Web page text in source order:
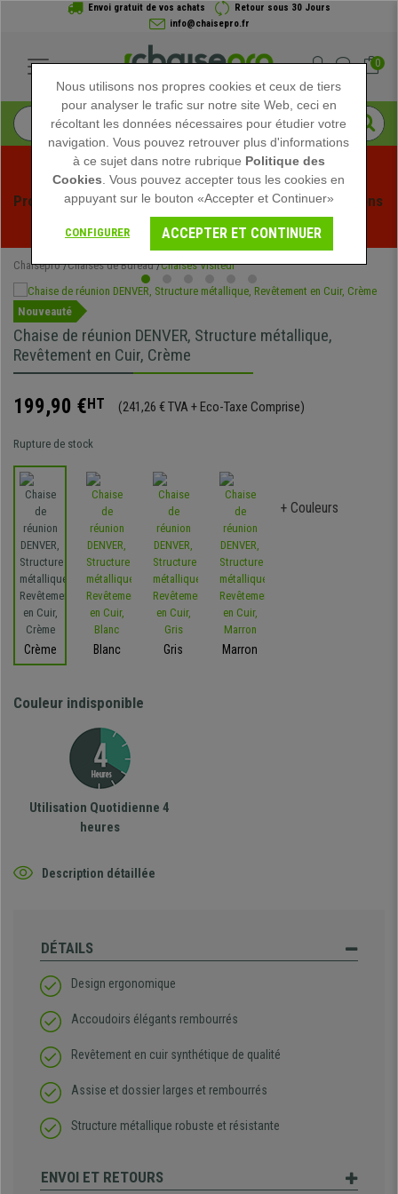
Envoi gratuit de vos achats
Retour sous 30 Jours
info@chaisepro.fr
0
Profitez des soldes d'été chez Chaisepro ! Des réductions
exclusives pour une durée limitée - Voir l'offre
Chaisepro Chaises de Bureau Chaises Visiteur
Nouveauté
Chaise de réunion DENVER, Structure métallique,
Revêtement en Cuir, Crème
199,90 €HT (241,26 € TVA + Eco-Taxe Comprise)
Rupture de stock
Crème Blanc Gris Marron
+ Couleurs
Couleur indisponible
Utilisation Quotidienne 4
heures
Description détaillée
DÉTAILS
Design ergonomique
Accoudoirs élégants rembourrés
Revêtement en cuir synthétique de qualité
Assise et dossier larges et rembourrés
Structure métallique robuste et résistante
ENVOI ET RETOURS
Nous utilisons nos propres cookies et ceux de tiers
pour analyser le trafic sur notre site Web, ceci en
récoltant les données nécessaires pour étudier votre
navigation. Vous pouvez retrouver plus d'informations
à ce sujet dans notre rubrique Politique des
Cookies . Vous pouvez accepter tous les cookies en
appuyant sur le bouton «Accepter et Continuer»
CONFIGURER ACCEPTER ET CONTINUER